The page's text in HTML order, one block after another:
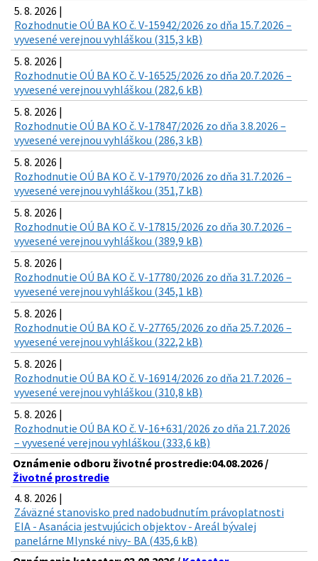
5. 8. 2026 |
Rozhodnutie OÚ BA KO č. V-15942/2026 zo dňa 15.7.2026 –
vyvesené verejnou vyhláškou (315,3 kB)
5. 8. 2026 |
Rozhodnutie OÚ BA KO č. V-16525/2026 zo dňa 20.7.2026 –
vyvesené verejnou vyhláškou (282,6 kB)
5. 8. 2026 |
Rozhodnutie OÚ BA KO č. V-17847/2026 zo dňa 3.8.2026 –
vyvesené verejnou vyhláškou (286,3 kB)
5. 8. 2026 |
Rozhodnutie OÚ BA KO č. V-17970/2026 zo dňa 31.7.2026 –
vyvesené verejnou vyhláškou (351,7 kB)
5. 8. 2026 |
Rozhodnutie OÚ BA KO č. V-17815/2026 zo dňa 30.7.2026 –
vyvesené verejnou vyhláškou (389,9 kB)
5. 8. 2026 |
Rozhodnutie OÚ BA KO č. V-17780/2026 zo dňa 31.7.2026 –
vyvesené verejnou vyhláškou (345,1 kB)
5. 8. 2026 |
Rozhodnutie OÚ BA KO č. V-27765/2026 zo dňa 25.7.2026 –
vyvesené verejnou vyhláškou (322,2 kB)
5. 8. 2026 |
Rozhodnutie OÚ BA KO č. V-16914/2026 zo dňa 21.7.2026 –
vyvesené verejnou vyhláškou (310,8 kB)
5. 8. 2026 |
Rozhodnutie OÚ BA KO č. V-16+631/2026 zo dňa 21.7.2026
– vyvesené verejnou vyhláškou (333,6 kB)
Oznámenie odboru životné prostredie:04.08.2026 /
Životné prostredie
4. 8. 2026 |
Záväzné stanovisko pred nadobudnutím právoplatnosti
EIA - Asanácia jestvujúcich objektov - Areál bývalej
panelárne Mlynské nivy- BA (435,6 kB)